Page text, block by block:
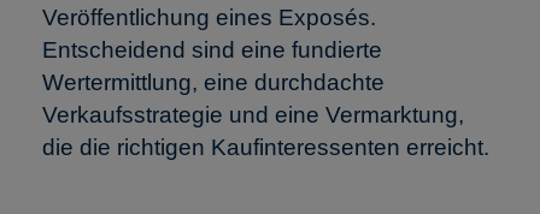
Veröffentlichung eines Exposés.
Entscheidend sind eine fundierte
Wertermittlung, eine durchdachte
Verkaufsstrategie und eine Vermarktung,
die die richtigen Kaufinteressenten erreicht.